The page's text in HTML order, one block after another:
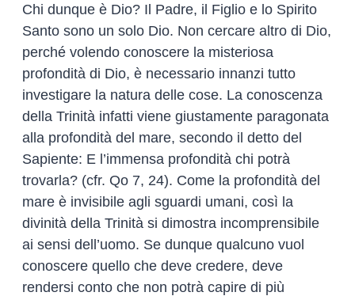
Chi dunque è Dio? Il Padre, il Figlio e lo Spirito
Santo sono un solo Dio. Non cercare altro di Dio,
perché volendo conoscere la misteriosa
profondità di Dio, è necessario innanzi tutto
investigare la natura delle cose. La conoscenza
della Trinità infatti viene giustamente paragonata
alla profondità del mare, secondo il detto del
Sapiente: E l’immensa profondità chi potrà
trovarla? (cfr. Qo 7, 24). Come la profondità del
mare è invisibile agli sguardi umani, così la
divinità della Trinità si dimostra incomprensibile
ai sensi dell’uomo. Se dunque qualcuno vuol
conoscere quello che deve credere, deve
rendersi conto che non potrà capire di più